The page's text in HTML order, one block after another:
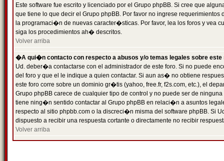
Este software fue escrito y licenciado por el Grupo phpBB. Si cree que
que tiene lo que decir el Grupo phpBB. Por favor no ingrese
la programaci�n de nuevas caracter�sticas. Por favor, lea los foros y vea
siga los procedimientos ah� descritos.
Volver arriba
�A qui�n contacto con respecto a abusos y/o temas legales sobre este
Ud. deber�a contactarse con el administrador de este foro. Si no puede
del foro y que el le indique a quien contactar. Si aun as� no obtiene
este foro corre sobre un dominio gr�tis (yahoo, free.fr, f2s.com, etc.), el
Grupo phpBB carece de cualquier tipo de control y no puede ser de
tiene ning�n sentido contactar al Grupo phpBB en relaci�n a asuntos
respecto al sitio phpbb.com o la discreci�n misma del software phpBB. Si
dispuesto a recibir una respuesta cortante o directamente no recibir
Volver arriba